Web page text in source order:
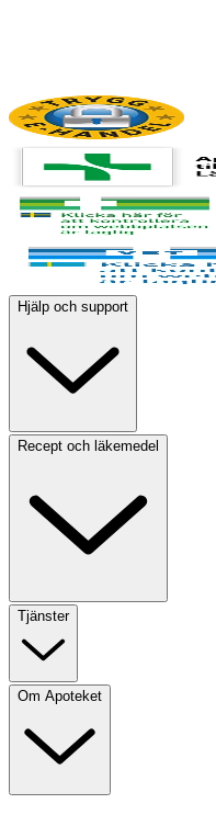
Hjälp och support
Recept och läkemedel
Tjänster
Om Apoteket